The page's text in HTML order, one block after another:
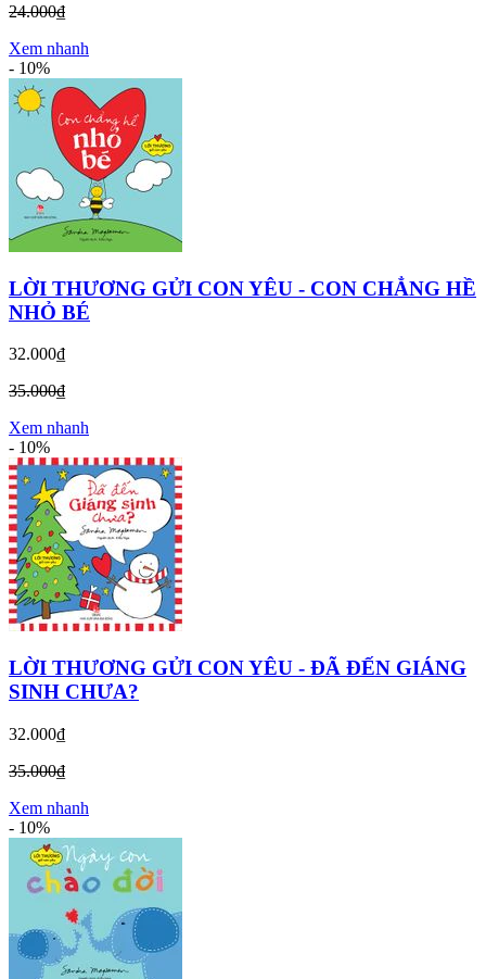
24.000₫
Xem nhanh
- 10%
LỜI THƯƠNG GỬI CON YÊU - CON CHẲNG HỀ
NHỎ BÉ
32.000₫
35.000₫
Xem nhanh
- 10%
LỜI THƯƠNG GỬI CON YÊU - ĐÃ ĐẾN GIÁNG
SINH CHƯA?
32.000₫
35.000₫
Xem nhanh
- 10%